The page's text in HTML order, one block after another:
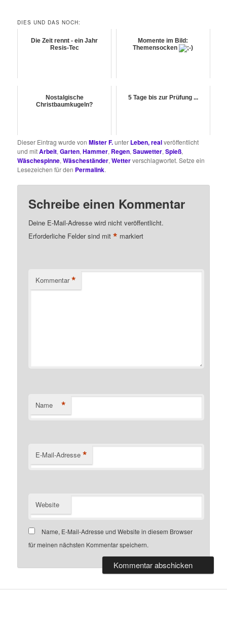
DIES UND DAS NOCH:
Die Zeit rennt - ein Jahr
Resis-Tec
Momente im Bild:
Themensocken
Nostalgische
Christbaumkugeln?
5 Tage bis zur Prüfung ...
Dieser Eintrag wurde vonMister F.unter Leben, realveröffentlicht
und mitArbeit,Garten,Hammer, Regen,Sauwetter,Spieß,
Wäschespinne,Wäscheständer,Wetterverschlagwortet. Setze ein
Lesezeichen für den Permalink.
Schreibe einen Kommentar
Deine E-Mail-Adresse wird nicht veröffentlicht.
Erforderliche Felder sind mit* markiert
Kommentar *
Name *
E-Mail-Adresse *
Website
Name, E-Mail-Adresse und Website in diesem Browser
für meinen nächsten Kommentar speichern.